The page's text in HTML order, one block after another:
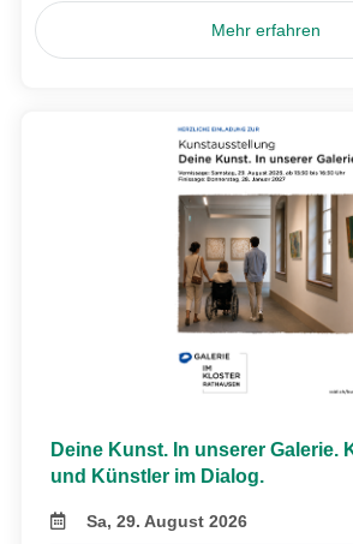
Mehr erfahren
Deine Kunst. In unserer Galerie.
und Künstler im Dialog.
Sa, 29. August 2026